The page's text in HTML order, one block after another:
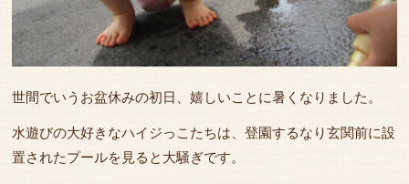
世間でいうお盆休みの初日、嬉しいことに暑くなりました。
水遊びの大好きなハイジっこたちは、登園するなり玄関前に設
置されたプールを見ると大騒ぎです。